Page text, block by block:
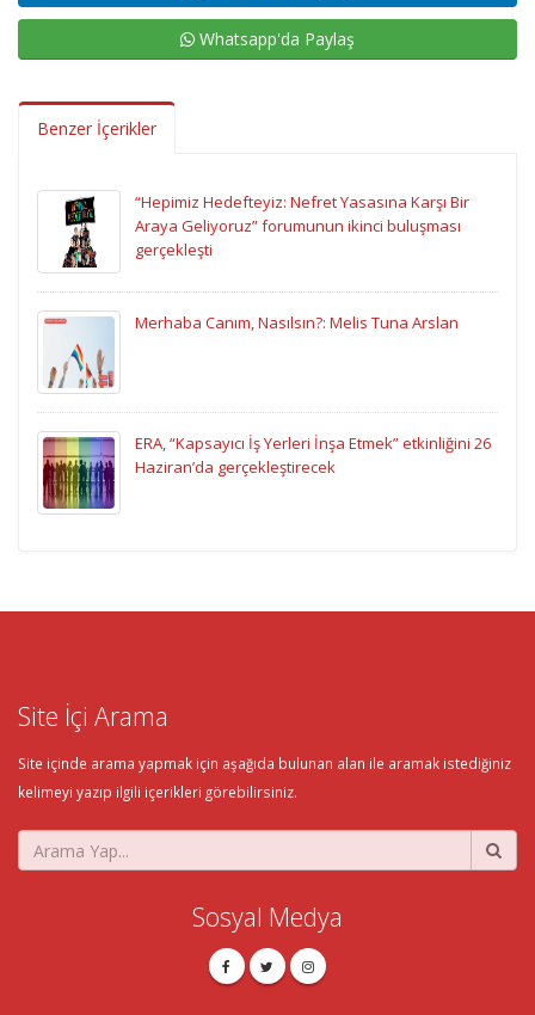
Whatsapp'da Paylaş
Benzer İçerikler
“Hepimiz Hedefteyiz: Nefret Yasasına Karşı Bir
Araya Geliyoruz” forumunun ikinci buluşması
gerçekleşti
Merhaba Canım, Nasılsın?: Melis Tuna Arslan
ERA, “Kapsayıcı İş Yerleri İnşa Etmek” etkinliğini 26
Haziran’da gerçekleştirecek
Site İçi Arama
Site içinde arama yapmak için aşağıda bulunan alan ile aramak istediğiniz
kelimeyi yazıp ilgili içerikleri görebilirsiniz.
Sosyal Medya